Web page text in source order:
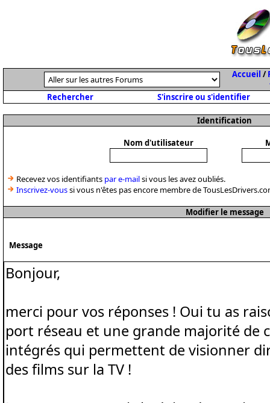
Accueil /
Rechercher
S'inscrire ou s'identifier
Identification
Nom d'utilisateur
Recevez vos identifiants par e-mailsi vous les avez oubliés.
Inscrivez-voussi vous n'êtes pas encore membre de
Modifier le message
Message